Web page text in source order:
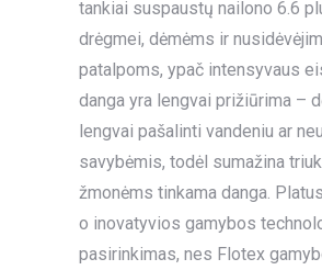
tankiai suspaustų nailono 6.6
drėgmei, dėmėms ir
patalpoms, ypač intensyvaus
danga yra lengvai prižiūrima –
lengvai pašalinti vandeniu ar
savybėmis, todėl sumažina
žmonėms tinkama danga.
o inovatyvios gamybos
pasirinkimas, nes Flotex